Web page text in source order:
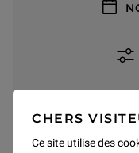
CHERS
Ce site utilise des